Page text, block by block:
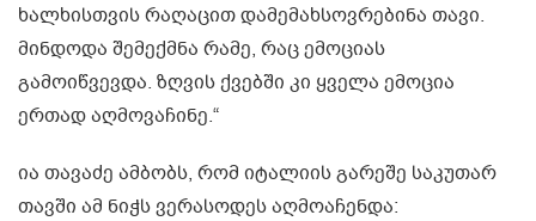
ხალხისთვის რაღაცით დამემახსოვრებინა თავი.
მინდოდა შემექმნა რამე, რაც ემოციას
გამოიწვევდა. ზღვის ქვებში კი ყველა ემოცია
ერთად აღმოვაჩინე.“
ია თავაძე ამბობს, რომ იტალიის გარეშე საკუთარ
თავში ამ ნიჭს ვერასოდეს აღმოაჩენდა: